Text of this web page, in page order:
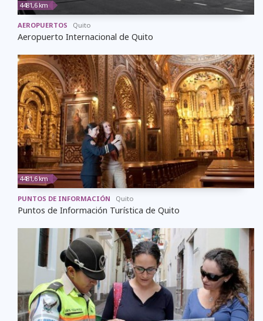
4481,6 km
AEROPUERTOS Quito
Aeropuerto Internacional de Quito
4481,6 km
PUNTOS DE INFORMACIÓN Quito
Puntos de Información Turística de Quito